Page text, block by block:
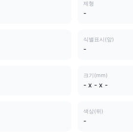
제형
-
식별표시(앞)
-
크기(mm)
- x - x -
색상(뒤)
-